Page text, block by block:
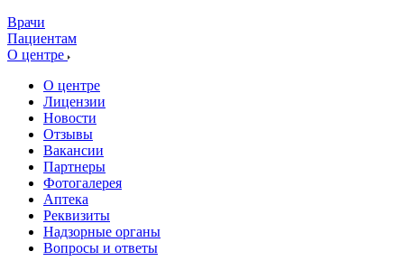
Врачи
Пациентам
О центре
О центре
Лицензии
Новости
Отзывы
Вакансии
Партнеры
Фотогалерея
Аптека
Реквизиты
Надзорные органы
Вопросы и ответы